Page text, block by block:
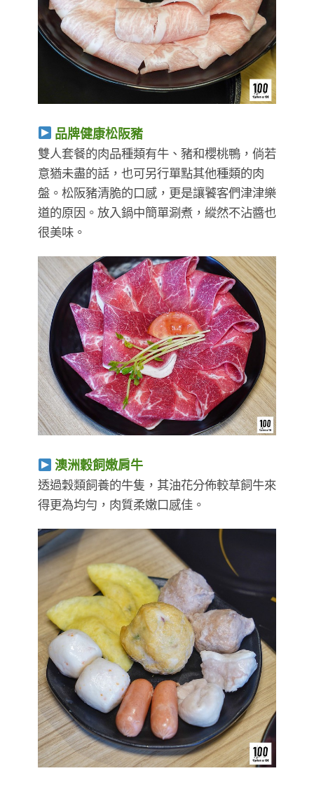
品牌健康松阪豬
雙人套餐的肉品種類有牛、豬和櫻桃鴨，倘若
意猶未盡的話，也可另行單點其他種類的肉
盤。松阪豬清脆的口感，更是讓饕客們津津樂
道的原因。放入鍋中簡單涮煮，縱然不沾醬也
很美味。
澳洲穀飼嫩肩牛
透過穀類飼養的牛隻，其油花分佈較草飼牛來
得更為均勻，肉質柔嫩口感佳。